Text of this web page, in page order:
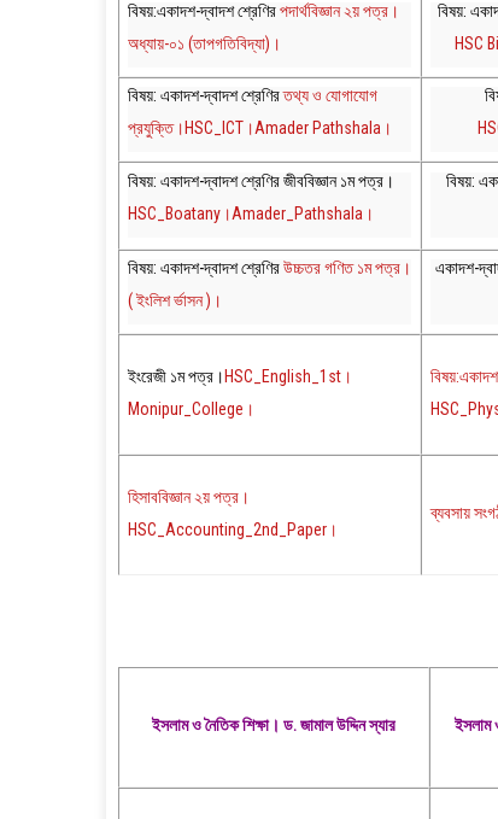
বিষয়:একাদশ-দ্বাদশ শ্রেণিরপদার্থবিজ্ঞান ২য় পত্র।
অধ্যায়-০১ (তাপগতিবিদ্যা)।
বিষয়:
HSC
বিষয়: একাদশ-দ্বাদশ শ্রেণিরতথ্য ও যোগাযোগ
প্রযুক্তি।HSC_ICT।Amader Pathshala।
বিষয়: একাদশ-দ্বাদশ শ্রেণির জীববিজ্ঞান ১ম পত্র।
HSC_Boatany।Amader_Pathshala।
বিষয়:
বিষয়: একাদশ-দ্বাদশ শ্রেণিরউচ্চতর গণিত ১ম পত্র।
( ইংলিশ র্ভাসন )।
একাদশ-
ইংরেজী ১ম পত্র। HSC_English_1st।
Monipur_College।
হিসাববিজ্ঞান ২য় পত্র।
HSC_Accounting_2nd_Paper।
ব্যবসায়
ইসলাম ও নৈতিক শিক্ষা। ড. জামাল উদ্দিন স্যার ইসলাম